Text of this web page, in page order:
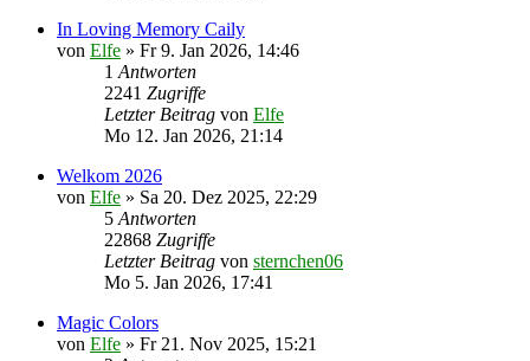
In Loving Memory Caily
von Elfe » Fr 9. Jan 2026, 14:46
1 Antworten
2241 Zugriffe
Letzter Beitrag von Elfe
Mo 12. Jan 2026, 21:14
Welkom 2026
von Elfe » Sa 20. Dez 2025, 22:29
5 Antworten
22868 Zugriffe
Letzter Beitrag von sternchen06
Mo 5. Jan 2026, 17:41
Magic Colors
von Elfe » Fr 21. Nov 2025, 15:21